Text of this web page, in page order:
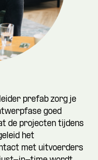
prefab zorg je
goed
de projecten tijdens
het
met uitvoerders